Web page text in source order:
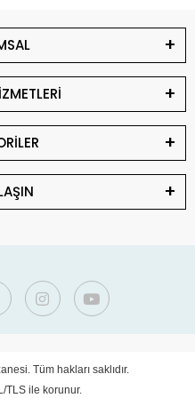
Tüm hakları saklıdır.
TLS ile korunur.